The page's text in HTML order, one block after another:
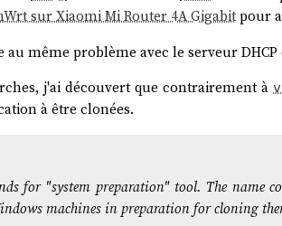
sur Xiaomi Mi Router 4A Gigabitpour
même problème avec le serveur DHCP
j'ai découvert que contrairement à
à être clonées.
for "system preparation" tool. The name
machines in preparation for cloning